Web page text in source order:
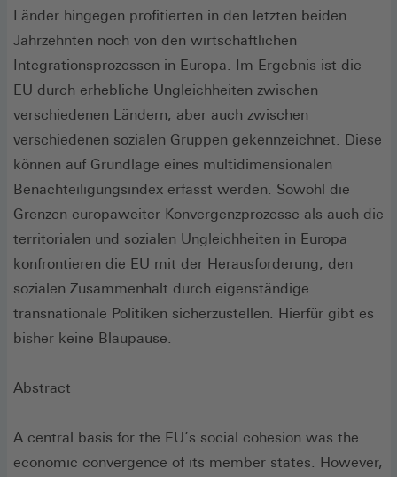
Länder hingegen profitierten in den letzten beiden
Jahrzehnten noch von den wirtschaftlichen
Integrationsprozessen in Europa. Im Ergebnis ist die
EU durch erhebliche Ungleichheiten zwischen
verschiedenen Ländern, aber auch zwischen
verschiedenen sozialen Gruppen gekennzeichnet. Diese
können auf Grundlage eines multidimensionalen
Benachteiligungsindex erfasst werden. Sowohl die
Grenzen europaweiter Konvergenzprozesse als auch die
territorialen und sozialen Ungleichheiten in Europa
konfrontieren die EU mit der Herausforderung, den
sozialen Zusammenhalt durch eigenständige
transnationale Politiken sicherzustellen. Hierfür gibt es
bisher keine Blaupause.
Abstract
A central basis for the EU’s social cohesion was the
economic convergence of its member states. However,